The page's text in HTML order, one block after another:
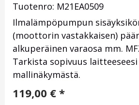
Tuotenro: M21EA0509
Ilmalämpöpumpun
(moottorin vastakkaisen)
alkuperäinen varaosa mm.
Tarkista sopivuus laitteeseesi
mallinäkymästä.
119,00 € *